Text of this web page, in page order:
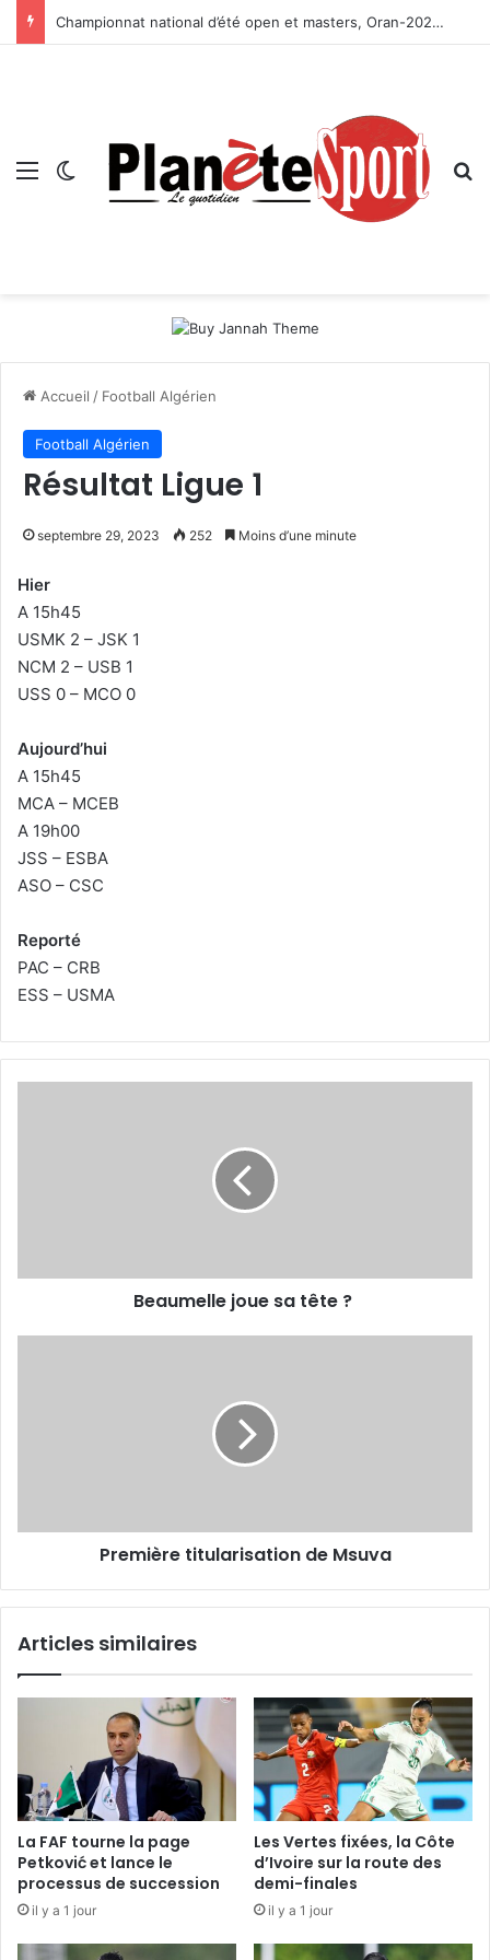
Championnat national d’été open et masters, Oran-2026 — Le CRB s’adjuge le titre
Menu Switch skin
Accueil / Football Algérien
Football Algérien
Résultat Ligue 1
septembre 29, 2023 252 Moins d’une minute
Hier
A 15h45
USMK 2 – JSK 1
NCM 2 – USB 1
USS 0 – MCO 0
Aujourd’hui
A 15h45
MCA – MCEB
A 19h00
JSS – ESBA
ASO – CSC
Reporté
PAC – CRB
ESS – USMA
Beaumelle joue sa tête ?
Première titularisation de Msuva
Articles similaires
La FAF tourne la page
Petković et lance le
processus de succession
il y a 1 jour
Les Vertes fixées, la Côte
d’Ivoire sur la route des
demi-finales
il y a 1 jour